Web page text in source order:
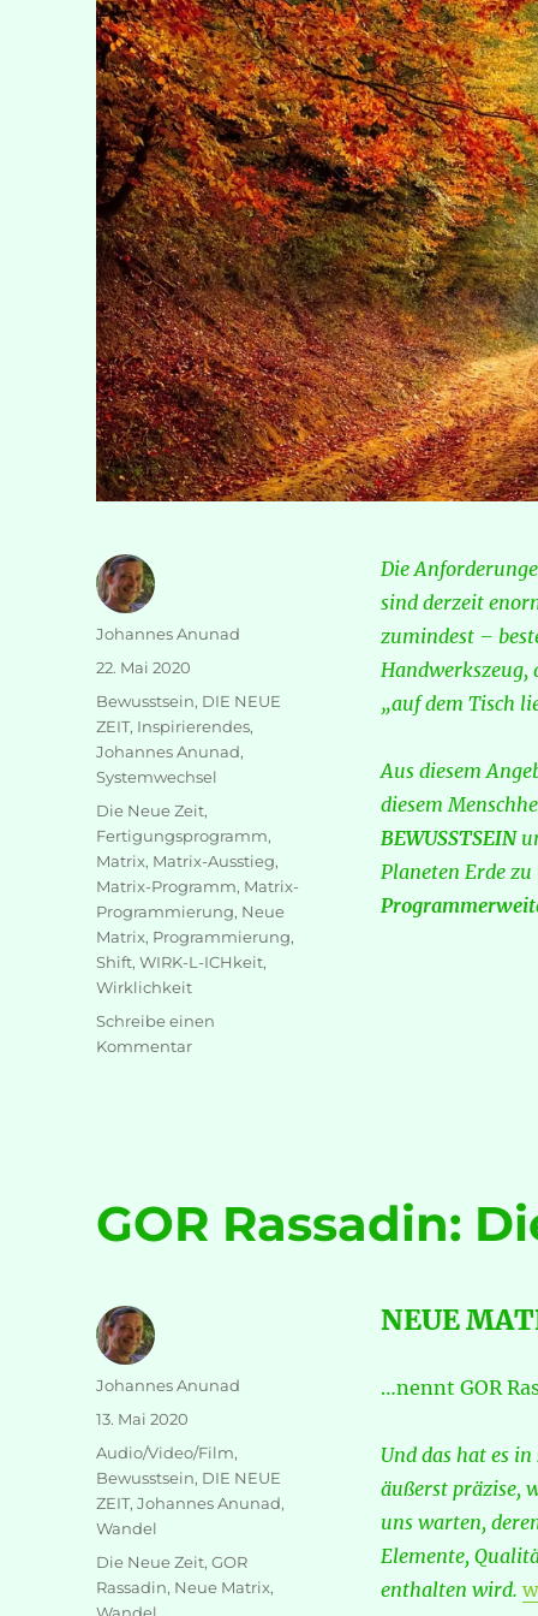
Die
sind derzeit
zumindest –
Handwerkszeug,
„auf dem Tisch
Aus diesem
diesem
BEWUSSTSEIN
Planeten Erde
Autor
Johannes Anunad
Veröffentlicht
22. Mai 2020
Kategorien
Bewusstsein, DIE NEUE
ZEIT, Inspirierendes,
Johannes Anunad,
Systemwechsel
Schlagwörter
Die Neue Zeit,
Fertigungsprogramm,
Matrix, Matrix-Ausstieg,
Matrix-Programm, Matrix-
Programmierung, Neue
Matrix, Programmierung,
Shift,WIRK-L-ICHkeit,
Wirklichkeit
Schreibe einen
Kommentarzu
ICHkeit
erweitern!
GOR Rassadin:
NEUE
…nennt GOR
Und das hat es
äußerst präzise,
uns warten,
Elemente,
enthalten wird.
Autor
Johannes Anunad
Veröffentlicht
13. Mai 2020
Kategorien
Audio/Video/Film,
Bewusstsein, DIE NEUE
ZEIT,Johannes Anunad,
Wandel
Schlagwörter
Die Neue Zeit,GOR
Rassadin, Neue Matrix,